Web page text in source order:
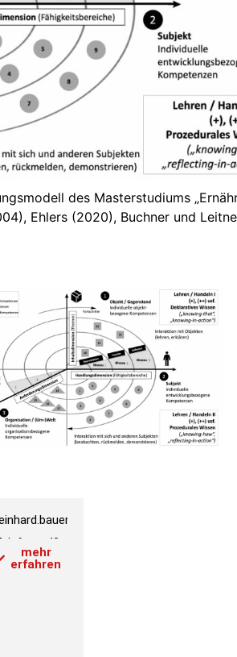
des Masterstudiums
Ehlers (2020), Buchner und
+43
601 18-
mehr
erfahren